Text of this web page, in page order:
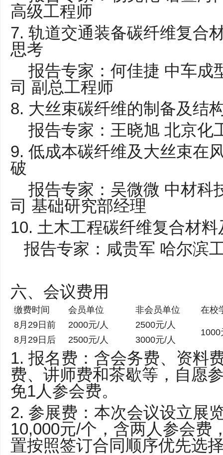
高级工程师
7. 轨道交通装备碳纤维复合
思考
报告专家：何佳捷 中车成
司 副总工程师
8. 大丝束碳纤维的制备及结
报告专家：王晓旭 北京化
9. 低成本碳纤维及大丝束在
破
报告专家：吴微微 中材科
司 基础研究部经理
10. 土木工程碳纤维复合材
报告专家：咸贵军 哈尔滨
六、会议费用
缴费时间 会员单位 非会员单位
在校
8月29日前
2000元/人 2500元/人
1000
8月29日后 2500元/人 3000元/人
1. 报名费：含会务费、资料
费、讲师费和茶歇等，自愿
免1人参会费。
2. 参展费：本次会议设立展
10,000元/个，含两人参会费
置按照签订合同顺序优先选